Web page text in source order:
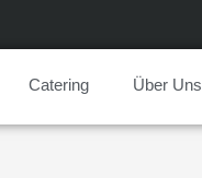
Catering Über Uns